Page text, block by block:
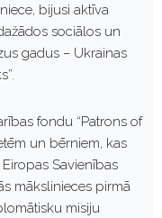
bijusi aktīva
sociālos un
gadus – Ukrainas
fondu “Patrons of
un bērniem, kas
Savienības
mākslinieces pirmā
misiju